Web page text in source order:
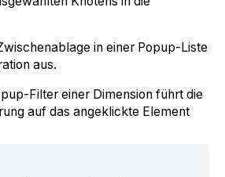
in einer Popup-Liste
aus.
Filter einer Dimension führt die
auf das angeklickte Element